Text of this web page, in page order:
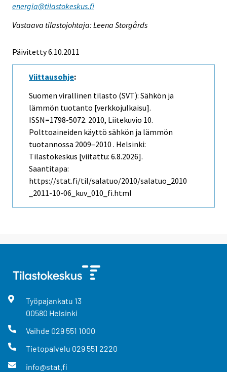
energia@tilastokeskus.fi
Vastaava tilastojohtaja: Leena Storgårds
Päivitetty 6.10.2011
Viittausohje:
Suomen virallinen tilasto (SVT): Sähkön ja
lämmön tuotanto [verkkojulkaisu].
ISSN=1798-5072. 2010, Liitekuvio 10.
Polttoaineiden käyttö sähkön ja lämmön
tuotannossa 2009–2010 . Helsinki:
Tilastokeskus [viitattu: 6.8.2026].
Saantitapa:
https://stat.fi/til/salatuo/2010/salatuo_2010
_2011-10-06_kuv_010_fi.html
Työpajankatu 13
00580 Helsinki
Vaihde 029 551 1000
Tietopalvelu 029 551 2220
info@stat.fi